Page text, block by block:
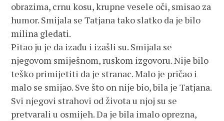
obrazima, crnu kosu, krupne vesele oči, smisao za
humor. Smijala se Tatjana tako slatko da je bilo
milina gledati.
Pitao ju je da izađu i izašli su. Smijala se
njegovom smiješnom, ruskom izgovoru. Nije bilo
teško primijetiti da je stranac. Malo je pričao i
malo se smijao. Sve što on nije bio, bila je Tatjana.
Svi njegovi strahovi od života u njoj su se
pretvarali u osmijeh. Da je bila imalo oprezna,